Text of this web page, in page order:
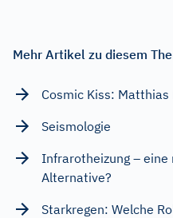
Mehr Artikel zu diesem
Cosmic Kiss:
Seismologie
Infrarotheizung – eine
Alternative?
Starkregen: Welche